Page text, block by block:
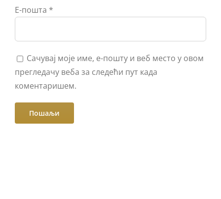
Е-пошта *
Сачувај моје име, е-пошту и веб место у овом
прегледачу веба за следећи пут када
коментаришем.